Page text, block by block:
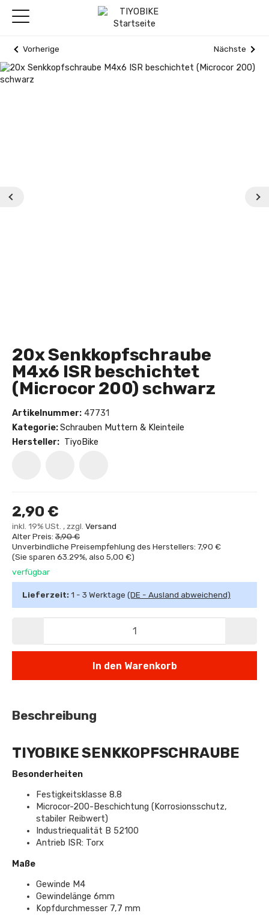
Vorherige Nächste
20x Senkkopfschraube
M4x6 ISR beschichtet
(Microcor 200) schwarz
Artikelnummer: 47731
Kategorie:Schrauben Muttern & Kleinteile
Hersteller: TiyoBike
2,90 €
inkl. 19% USt. , zzgl. Versand
Alter Preis: 3,90 €
Unverbindliche Preisempfehlung des Herstellers: 7,90 €
(Sie sparen 63.29%, also 5,00 €)
verfügbar
Lieferzeit: 1 - 3 Werktage (DE - Ausland abweichend)
In den Warenkorb
Beschreibung
TIYOBIKE SENKKOPFSCHRAUBE
Besonderheiten
Festigkeitsklasse 8.8
Microcor-200-Beschichtung (Korrosionsschutz,
stabiler Reibwert)
Industriequalität B 52100
Antrieb ISR: Torx
Maße
Gewinde M4
Gewindelänge 6mm
Kopfdurchmesser 7,7 mm